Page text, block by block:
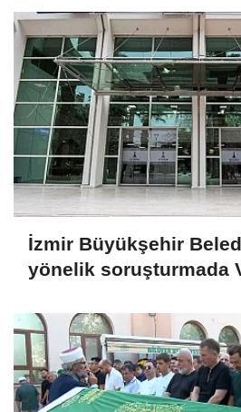
İzmir Büyükşehir
yönelik soruşturmada